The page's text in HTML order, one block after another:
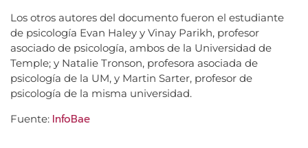
Los otros autores del documento fueron el estudiante
de psicología Evan Haley y Vinay Parikh, profesor
asociado de psicología, ambos de la Universidad de
Temple; y Natalie Tronson, profesora asociada de
psicología de la UM, y Martin Sarter, profesor de
psicología de la misma universidad.
Fuente: InfoBae